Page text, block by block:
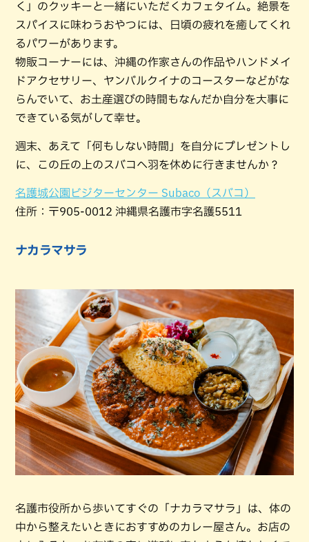
く」のクッキーと一緒にいただくカフェタイム。絶景を
スパイスに味わうおやつには、日頃の疲れを癒してくれ
るパワーがあります。
物販コーナーには、沖縄の作家さんの作品やハンドメイ
ドアクセサリー、ヤンバルクイナのコースターなどがな
らんでいて、お土産選びの時間もなんだか自分を大事に
できている気がして幸せ。
週末、あえて「何もしない時間」を自分にプレゼントし
に、この丘の上のスバコへ羽を休めに行きませんか？
名護城公園ビジターセンター Subaco（スバコ）
住所：〒905-0012 沖縄県名護市字名護5511
ナカラマサラ
名護市役所から歩いてすぐの「ナカラマサラ」は、体の
中から整えたいときにおすすめのカレー屋さん。お店の